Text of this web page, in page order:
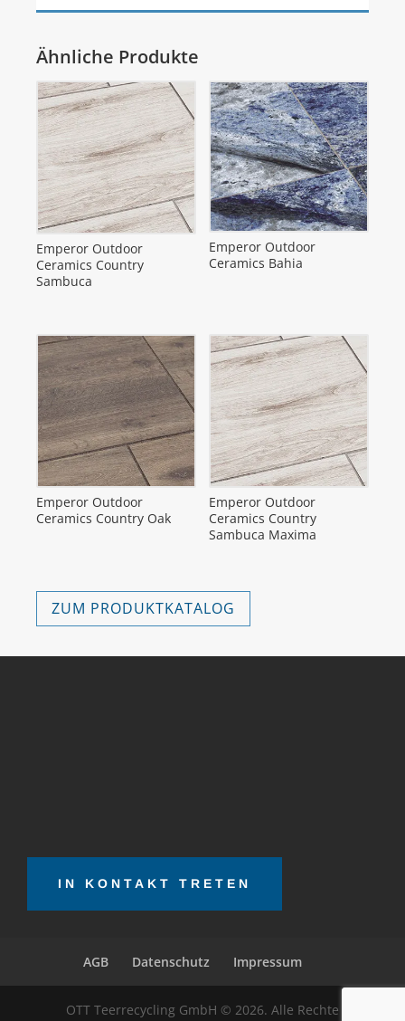
Ähnliche Produkte
Emperor Outdoor
Ceramics Country
Sambuca
Emperor Outdoor
Ceramics Bahia
Emperor Outdoor
Ceramics Country Oak
Emperor Outdoor
Ceramics Country
Sambuca Maxima
ZUM PRODUKTKATALOG
IN KONTAKT TRETEN
AGB Datenschutz Impressum
OTT Teerrecycling GmbH © 2026. Alle Rechte